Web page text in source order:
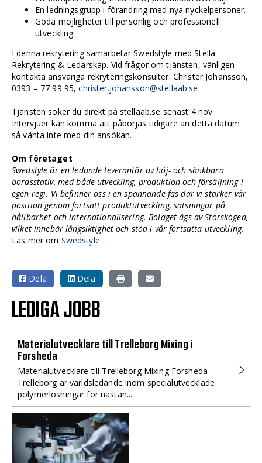
En ledningsgrupp i förändring med nya nyckelpersoner.
Goda möjligheter till personlig och professionell
utveckling.
I denna rekrytering samarbetar Swedstyle med Stella
Rekrytering & Ledarskap. Vid frågor om tjänsten, vänligen
kontakta ansvariga rekryteringskonsulter: Christer Johansson,
0393 – 77 99 95,christer.johansson@stellaab.se
Tjänsten söker du direkt på stellaab.se senast 4 nov.
Intervjuer kan komma att påbörjas tidigare än detta datum
så vänta inte med din ansökan.
Om företaget
Swedstyle är en ledande leverantör av höj- och sänkbara
bordsstativ, med både utveckling, produktion och försäljning i
egen regi. Vi befinner oss i en spännande fas där vi stärker vår
position genom fortsatt produktutveckling, satsningar på
hållbarhet och internationalisering. Bolaget ägs av Storskogen,
vilket innebär långsiktighet och stöd i vår fortsatta utveckling.
Läs mer om Swedstyle
Dela Dela
LEDIGA JOBB
Materialutvecklare till Trelleborg Mixing i
Forsheda
Materialutvecklare till Trelleborg Mixing Forsheda
Trelleborg är världsledande inom specialutvecklade
polymerlösningar för nästan...